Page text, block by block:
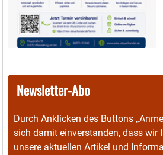
Newsletter-Abo
Durch Anklicken des Buttons
sich damit einverstanden, dass wir
unsere aktuellen Artikel und